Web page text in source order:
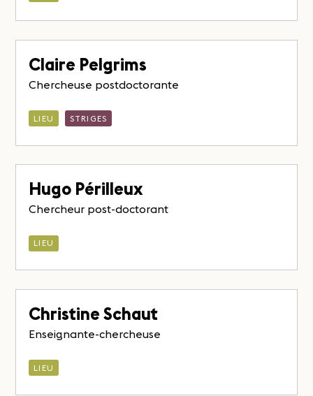
Claire Pelgrims
Chercheuse postdoctorante
LIEU STRIGES
Hugo Périlleux
Chercheur post-doctorant
LIEU
Christine Schaut
Enseignante-chercheuse
LIEU